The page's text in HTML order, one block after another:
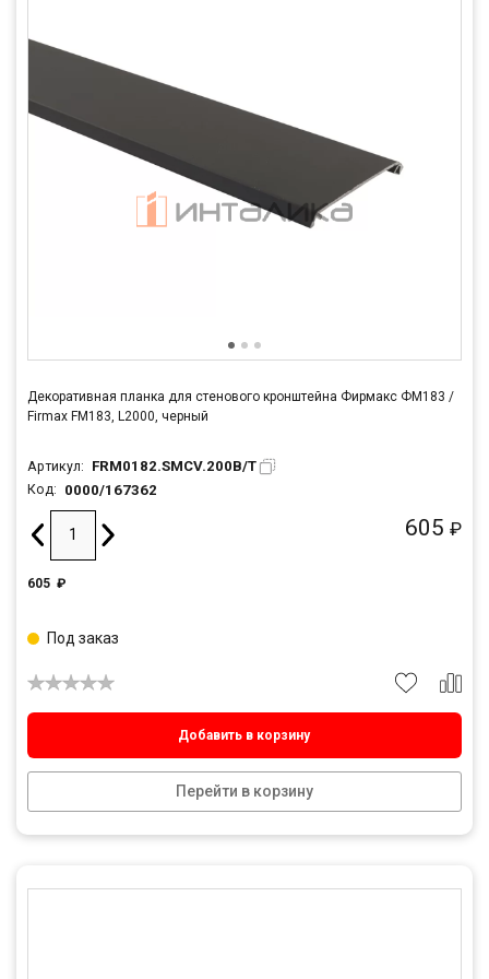
Декоративная планка для стенового кронштейна Фирмакс ФМ183 /
Firmax FM183, L2000, черный
Артикул: FRM0182.SMCV.200B/T
Код: 0000/167362
605 ₽
605 ₽
Добавить в корзину
Перейти в корзину
Под заказ